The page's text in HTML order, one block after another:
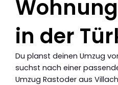
in der
Du planst deinen Umzug
suchst nach einer
Umzug Rastoder aus